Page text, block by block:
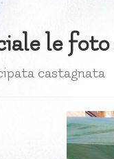
le foto
castagnata